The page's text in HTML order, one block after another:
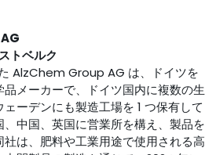
トベルク
AlzChem Group AG は、ドイツを
メーカーで、ドイツ国内に複数の生
ーデンにも製造工場を 1 つ保有して
中国、英国に営業所を構え、製品を
は、肥料や工業用途で使用される高